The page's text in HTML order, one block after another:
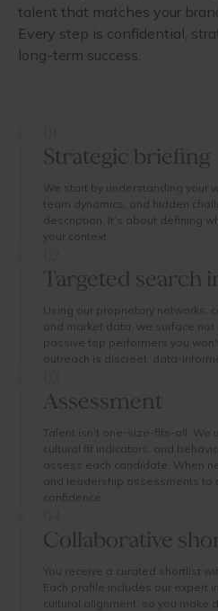
talent that matches your
Every step is confidential,
long-term success.
Strategic briefing
We start by understanding your
team dynamics, and hidden
description. It’s about defining
your context.
Targeted search
Using our proprietary networks,
and market data, we surface
passive top performers you
outreach is discreet, data-
Assessment
Talent isn’t one-size-fits-all. We
cultural fit indicators, and
assess each candidate. When
and leadership assessments to
confidence.
Collaborative
You receive a curated shortlist
Each profile includes our expert
cultural alignment, so you make